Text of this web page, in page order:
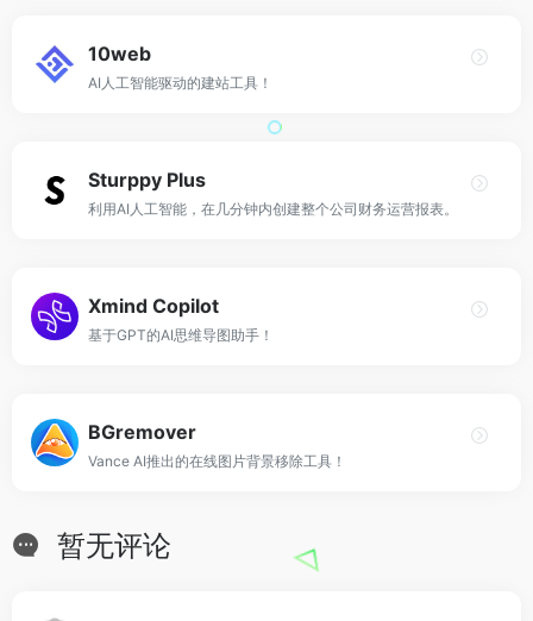
10web
AI人工智能驱动的建站工具！
Sturppy Plus
利用AI人工智能，在几分钟内创建整个公司财务运营报表。
Xmind Copilot
基于GPT的AI思维导图助手！
BGremover
Vance AI推出的在线图片背景移除工具！
暂无评论